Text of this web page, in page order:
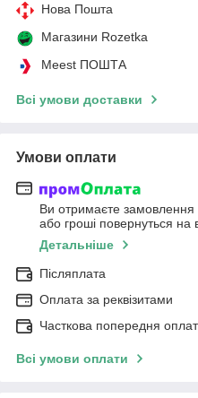
Нова Пошта
Магазини Rozetka
Meest ПОШТА
Всі умови доставки
Умови оплати
Ви отримаєте замовлення
або гроші повернуться на
Детальніше
Післяплата
Оплата за реквізитами
Часткова попередня
Всі умови оплати